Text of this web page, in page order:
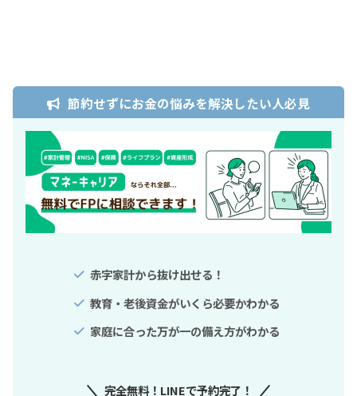
節約せずにお金の悩みを解決したい人必見
赤字家計から抜け出せる！
教育・老後資金がいくら必要かわかる
家庭に合った万が一の備え方がわかる
完全無料！LINEで予約完了！